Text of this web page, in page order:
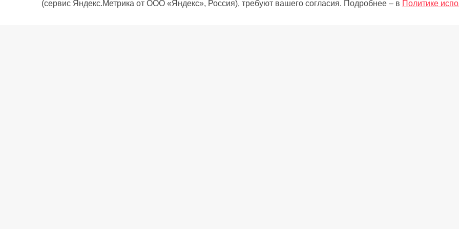
(сервис Яндекс.Метрика от ООО «Яндекс», Россия), требуют вашего согласия. Подробнее – в Политике